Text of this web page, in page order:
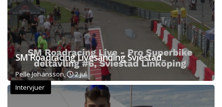
SM Roadracing Livesänding Sviestad
Pelle Johansson,
2 jul
Intervjuer